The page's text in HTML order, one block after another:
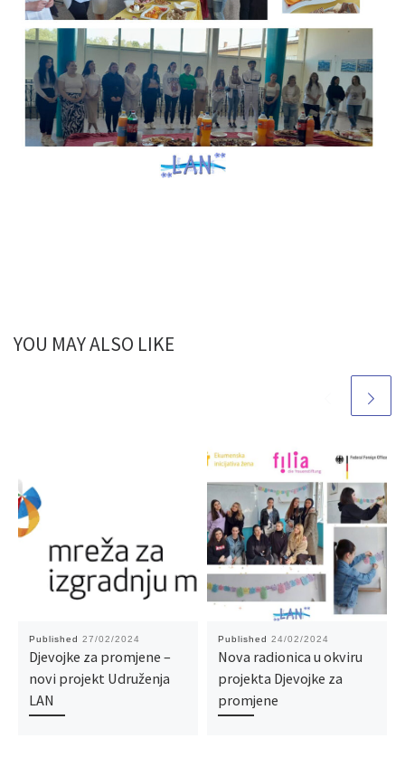
YOU MAY ALSO LIKE
Published 27/02/2024
Djevojke za promjene –
novi projekt Udruženja
LAN
Published 24/02/2024
Nova radionica u okviru
projekta Djevojke za
promjene